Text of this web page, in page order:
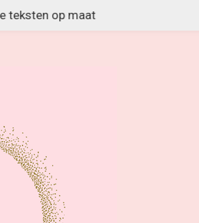
teksten op maat